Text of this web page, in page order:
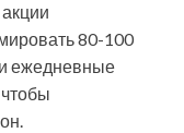
80-100
ежедневные